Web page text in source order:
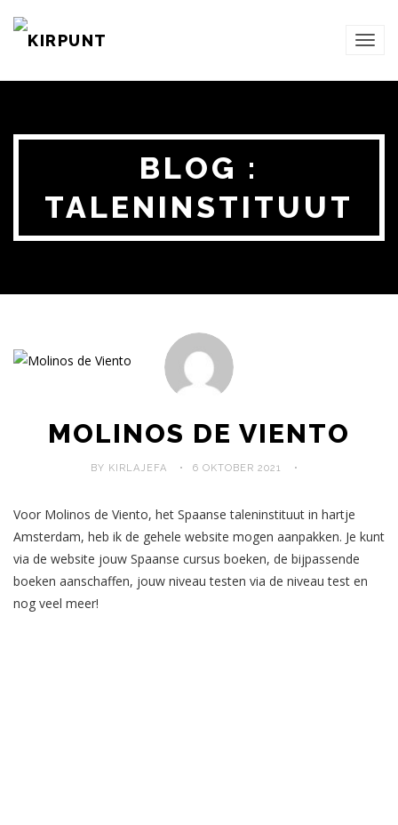
BLOG :
TALENINSTITUUT
MOLINOS DE VIENTO
BY KIRLAJEFA 6 OKTOBER 2021
Voor Molinos de Viento, het Spaanse taleninstituut in hartje
Amsterdam, heb ik de gehele website mogen aanpakken. Je kunt
via de website jouw Spaanse cursus boeken, de bijpassende
boeken aanschaffen, jouw niveau testen via de niveau test en
nog veel meer!